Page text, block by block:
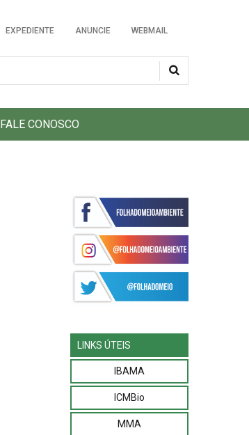
EXPEDIENTE ANUNCIE WEBMAIL
FALE CONOSCO
LINKS ÚTEIS
IBAMA
ICMBio
MMA